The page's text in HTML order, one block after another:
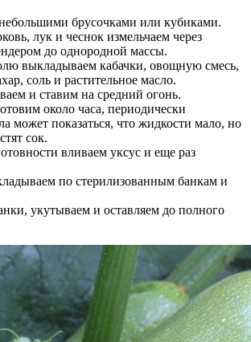
брусочками или кубиками.
лук и чеснок измельчаем через
до однородной массы.
выкладываем кабачки, овощную смесь,
соль и растительное масло.
и ставим на средний огонь.
около часа, периодически
может показаться, что жидкости мало, но
сок.
вливаем уксус и еще раз
по стерилизованным банкам и
укутываем и оставляем до полного